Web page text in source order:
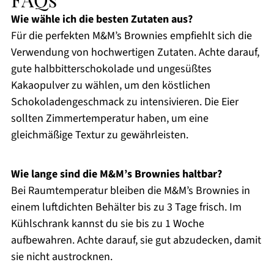
Wie wähle ich die besten Zutaten aus?
Für die perfekten M&M’s Brownies empfiehlt sich die
Verwendung von hochwertigen Zutaten. Achte darauf,
gute halbbitterschokolade und ungesüßtes
Kakaopulver zu wählen, um den köstlichen
Schokoladengeschmack zu intensivieren. Die Eier
sollten Zimmertemperatur haben, um eine
gleichmäßige Textur zu gewährleisten.
Wie lange sind die M&M’s Brownies haltbar?
Bei Raumtemperatur bleiben die M&M’s Brownies in
einem luftdichten Behälter bis zu 3 Tage frisch. Im
Kühlschrank kannst du sie bis zu 1 Woche
aufbewahren. Achte darauf, sie gut abzudecken, damit
sie nicht austrocknen.